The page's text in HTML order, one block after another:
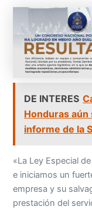
DE INTERES
Honduras
informe de la
«La Ley Especial
e iniciamos un
empresa y su
prestación del